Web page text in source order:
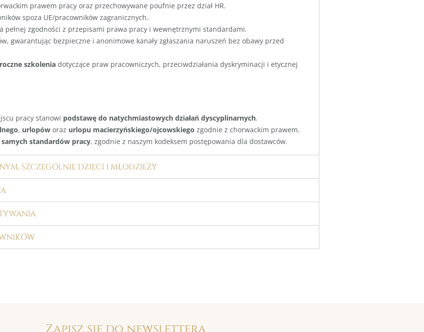
prawem pracy oraz przechowywane poufnie przez dział HR.
spoza UE/pracowników zagranicznych.
pełnej zgodności z przepisami prawa pracy i wewnętrznymi standardami.
gwarantując bezpieczne i anonimowe kanały zgłaszania naruszeń bez obawy przed
szkolenia dotyczące praw pracowniczych, przeciwdziałania dyskryminacji i etycznej
pracy stanowi podstawę do natychmiastowych działań dyscyplinarnych.
, urlopów oraz urlopu macierzyńskiego/ojcowskiego zgodnie z chorwackim prawem.
standardów pracy, zgodnie z naszym kodeksem postępowania dla dostawców.
SZCZEGÓLNIE DZIECI I MŁODZIEŻY